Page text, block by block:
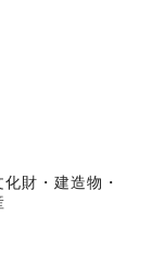
財・建造物・